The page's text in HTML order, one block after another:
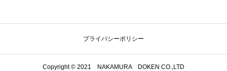
プライバシーポリシー
Copyright © 2021 NAKAMURA DOKEN CO.,LTD